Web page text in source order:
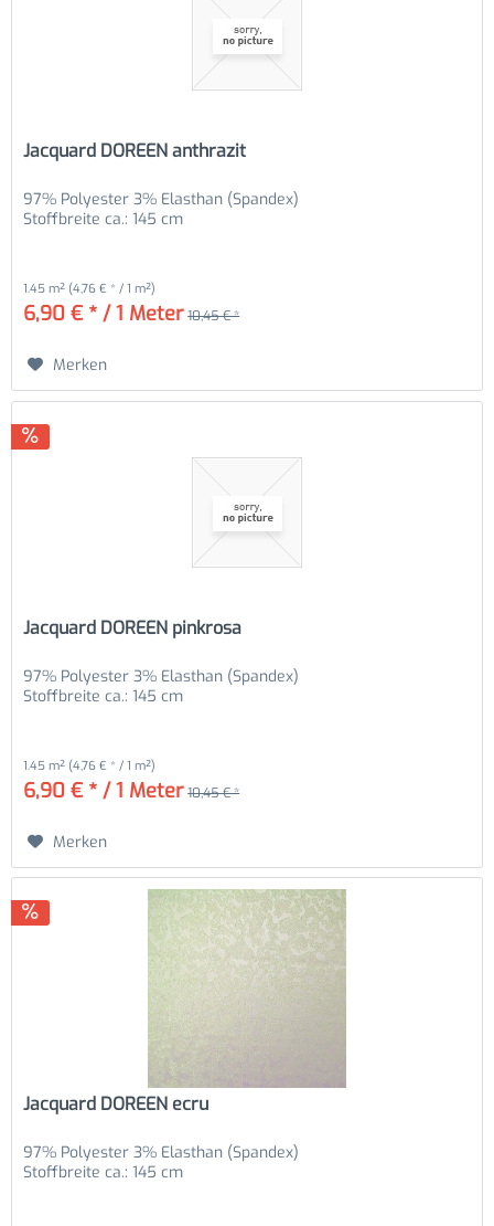
Jacquard DOREEN anthrazit
97% Polyester 3% Elasthan (Spandex)
Stoffbreite ca.: 145 cm
1.45 m² (4,76 € * / 1 m²)
6,90 € * / 1 Meter 10,45 € *
Merken
Jacquard DOREEN pinkrosa
97% Polyester 3% Elasthan (Spandex)
Stoffbreite ca.: 145 cm
1.45 m² (4,76 € * / 1 m²)
6,90 € * / 1 Meter 10,45 € *
Merken
Jacquard DOREEN ecru
97% Polyester 3% Elasthan (Spandex)
Stoffbreite ca.: 145 cm